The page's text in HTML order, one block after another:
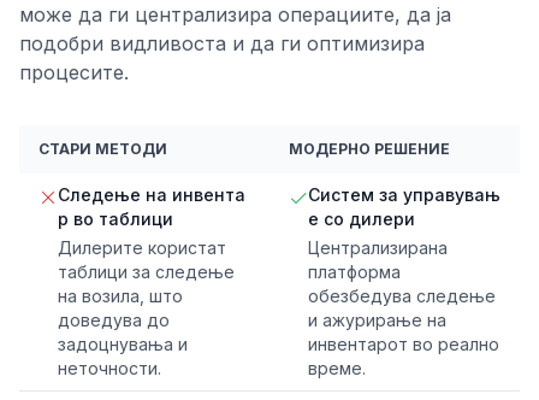
може да ги централизира операциите, да ја
подобри видливоста и да ги оптимизира
процесите.
СТАРИ МЕТОДИ МОДЕРНО РЕШЕНИЕ
Следење на инвента
р во таблици
Дилерите користат
таблици за следење
на возила, што
доведува до
задоцнувања и
неточности.
Систем за управувањ
е со дилери
Централизирана
платформа
обезбедува следење
и ажурирање на
инвентарот во реално
време.